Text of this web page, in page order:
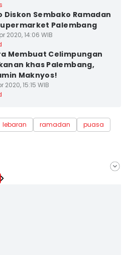
Diskon Sembako Ramadan
Palembang
2020, 14:06 WIB
Membuat Celimpungan
khas Palembang,
Maknyos!
2020, 15:15 WIB
lebaran ramadan
puasa